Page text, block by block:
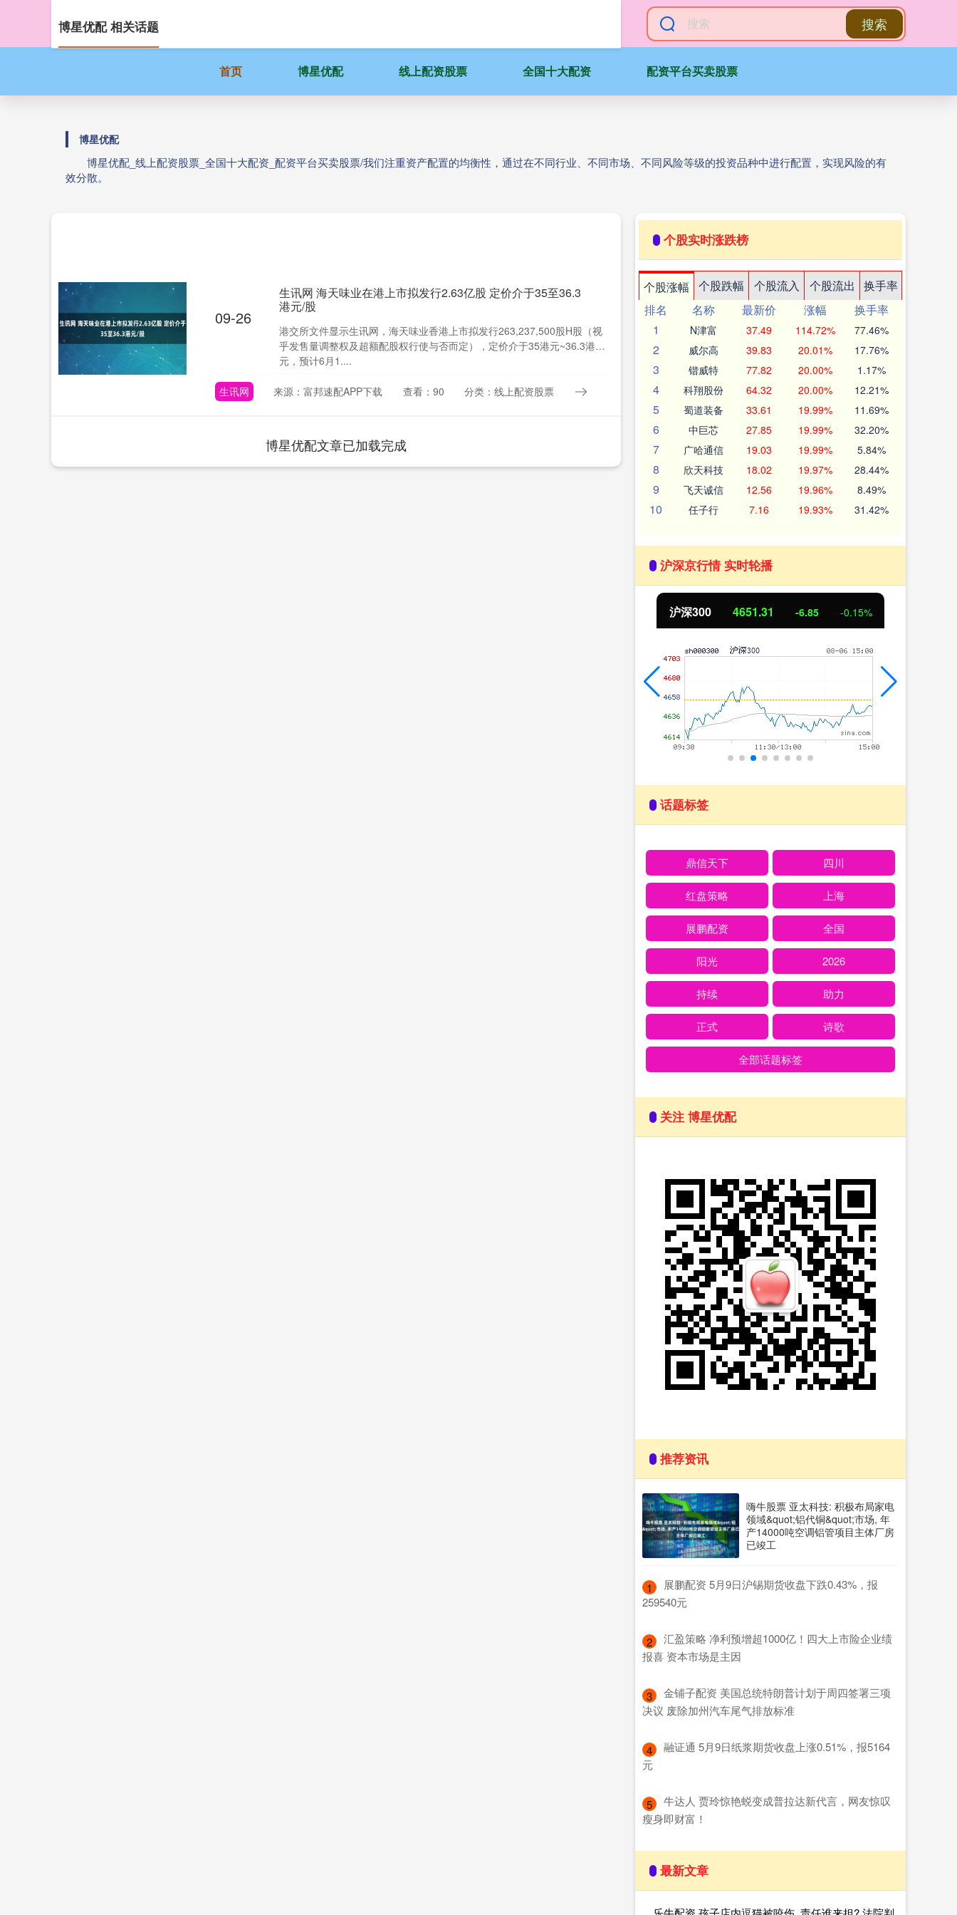
搜索
首页 博星优配 线上配资股票 全国十大配资 配资平台买卖股票
博星优配
博星优配_线上配资股票_全国十大配资_配资平台买卖股票/我们注重资产配置的均衡性，通过在不同行业、不同市场、不同风险等级的投资品种中进行配置，实现风险的有
效分散。
博星优配 相关话题
09-26
生讯网 海天味业在港上市拟发行2.63亿股 定价介于35至36.3
港元/股
港交所文件显示生讯网，海天味业香港上市拟发行263,237,500股H股（视
乎发售量调整权及超额配股权行使与否而定），定价介于35港元~36.3港
元，预计6月1....
生讯网 来源：富邦速配APP下载 查看：90 分类：线上配资股票
博星优配文章已加载完成
个股实时涨跌榜
个股涨幅 个股跌幅 个股流入 个股流出
换手率
排名
名称 最新价 涨幅
换手率
1
N津富 37.49 114.72% 77.46%
2 威尔高 39.83 20.01% 17.76%
3 锴威特 77.82 20.00% 1.17%
4 科翔股份 64.32 20.00% 12.21%
5 蜀道装备 33.61 19.99% 11.69%
6 中巨芯 27.85 19.99% 32.20%
7 广哈通信 19.03 19.99% 5.84%
8 欣天科技 18.02 19.97% 28.44%
9 飞天诚信 12.56 19.96% 8.49%
10 任子行 7.16 19.93% 31.42%
沪深京行情 实时轮播
北证50 1122.88 3.42
话题标签
鼎信天下 四川
红盘策略 上海
展鹏配资 全国
阳光 2026
持续 助力
正式 诗歌
全部话题标签
关注 博星优配
推荐资讯
嗨牛股票 亚太科技: 积极布局家电
领域&quot;铝代铜&quot;市场, 年
产14000吨空调铝管项目主体厂房
已竣工
1
​展鹏配资 5月9日沪锡期货收盘下跌0.43%，报
259540元
2
​汇盈策略 净利预增超1000亿！四大上市险企业绩
报喜 资本市场是主因
3
​金铺子配资 美国总统特朗普计划于周四签署三项
决议 废除加州汽车尾气排放标准
4
​融证通 5月9日纸浆期货收盘上涨0.51%，报5164
元
5
​牛达人 贾玲惊艳蜕变成普拉达新代言，网友惊叹
瘦身即财富！
最新文章